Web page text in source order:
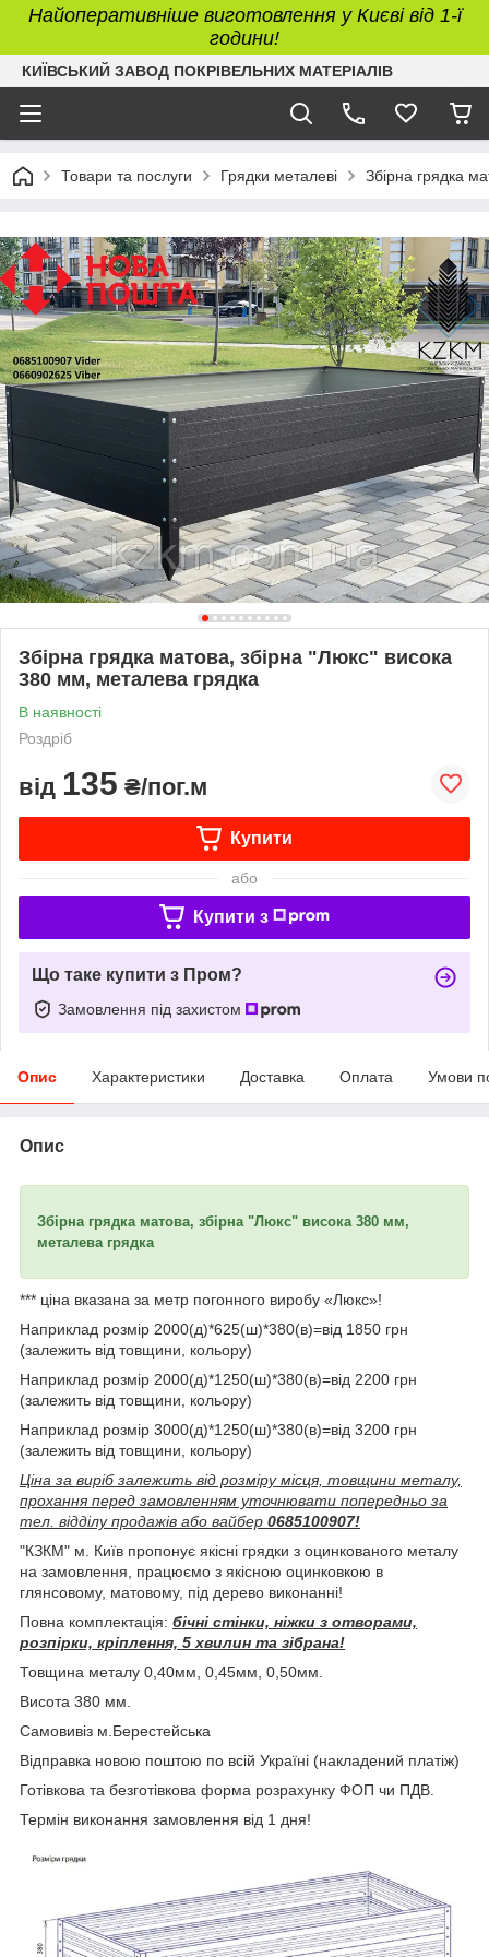
Найоперативніше виготовлення у Києві від 1-ї
години!
КИЇВСЬКИЙ ЗАВОД ПОКРІВЕЛЬНИХ МАТЕРІАЛІВ
Товари та послуги Грядки металеві Збірна грядка
Збірна грядка матова, збірна "Люкс" висока
380 мм, металева грядка
В наявності
Роздріб
від 135 ₴/пог.м
Купити
або
Купити з
Що таке купити з Пром?
Замовлення під захистом
Опис Характеристики Доставка Оплата Умови
Опис
Збірна грядка матова, збірна "Люкс" висока 380 мм,
металева грядка
*** ціна вказана за метр погонного виробу «Люкс»!
Наприклад розмір 2000(д)*625(ш)*380(в)=від 1850 грн
(залежить від товщини, кольору)
Наприклад розмір 2000(д)*1250(ш)*380(в)=від 2200 грн
(залежить від товщини, кольору)
Наприклад розмір 3000(д)*1250(ш)*380(в)=від 3200 грн
(залежить від товщини, кольору)
Ціна за виріб залежить від розміру місця, товщини металу,
прохання перед замовленням уточнювати попередньо за
тел. відділу продажів або вайбер 0685100907!
"КЗКМ" м. Київ пропонує якісні грядки з оцинкованого металу
на замовлення, працюємо з якісною оцинковкою в
глянсовому, матовому, під дерево виконанні!
Повна комплектація: бічні стінки, ніжки з отворами,
розпірки, кріплення, 5 хвилин та зібрана!
Товщина металу 0,40мм, 0,45мм, 0,50мм.
Висота 380 мм.
Самовивіз м.Берестейська
Відправка новою поштою по всій Україні (накладений платіж)
Готівкова та безготівкова форма розрахунку ФОП чи ПДВ.
Термін виконання замовлення від 1 дня!